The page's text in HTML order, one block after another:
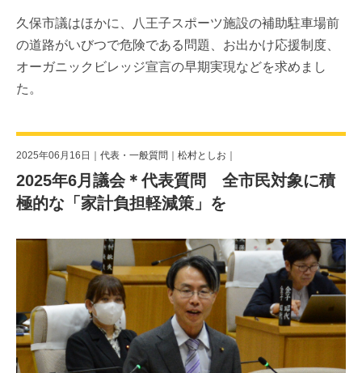
久保市議はほかに、八王子スポーツ施設の補助駐車場前
の道路がいびつで危険である問題、お出かけ応援制度、
オーガニックビレッジ宣言の早期実現などを求めまし
た。
2025年06月16日｜ 代表・一般質問 松村としお
2025年6月議会＊代表質問 全市民対象に積
極的な「家計負担軽減策」を